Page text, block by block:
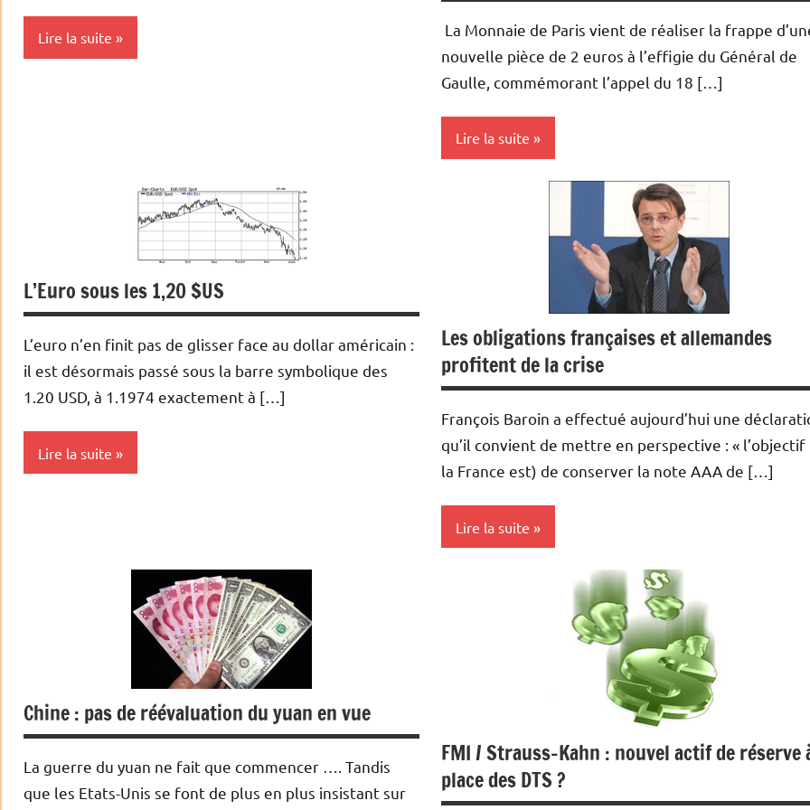
Lire la suite
La Monnaie de Paris vient de réaliser la frappe
nouvelle pièce de 2 euros à l’effigie du Général de
Gaulle, commémorant l’appel du 18 […]
Lire la suite
L’Euro sous les 1,20 $US
L’euro n’en finit pas de glisser face au dollar américain :
il est désormais passé sous la barre symbolique des
1.20 USD, à 1.1974 exactement à […]
Lire la suite
Les obligations françaises et allemandes
profitent de la crise
François Baroin a effectué aujourd’hui une
qu’il convient de mettre en perspective : « l’objectif
la France est) de conserver la note AAA de […]
Lire la suite
Chine : pas de réévaluation du yuan en vue
La guerre du yuan ne fait que commencer …. Tandis
que les Etats-Unis se font de plus en plus insistant sur
FMI / Strauss-Kahn : nouvel actif de réserve
place des DTS ?